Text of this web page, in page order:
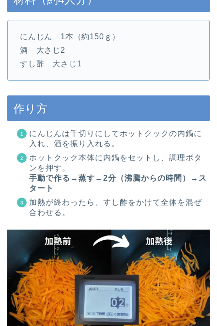
にんじん 1本（約150ｇ）
酒 大さじ2
すし酢 大さじ1
作り方
にんじんは千切りにしてホットクックの内鍋に
入れ、酒を振り入れる。
ホットクック本体に内鍋をセットし、調理ボタ
ンを押す。
手動で作る→蒸す→2分（沸騰からの時間）→ス
タート
加熱が終わったら、すし酢をかけて全体を混ぜ
合わせる。